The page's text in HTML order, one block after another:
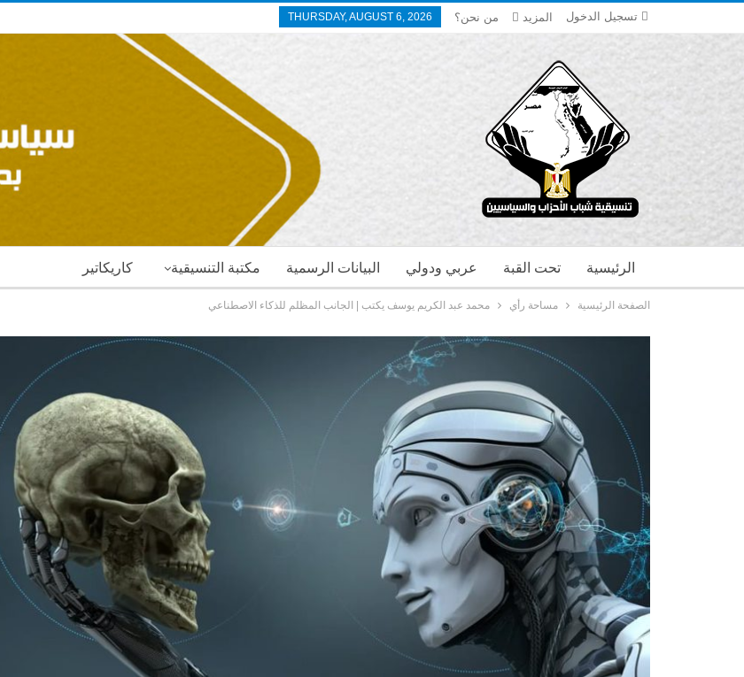
تسجيل الدخول THURSDAY, AUGUST 6, 2026 من نحن؟ المزيد
كاريكاتير مكتبة التنسيقية البيانات الرسمية عربي ودولي تحت القبة الرئيسية
الصفحة الرئيسية مساحة رأي محمد عبد الكريم يوسف يكتب | الجانب المظلم للذكاء الاصطناعي